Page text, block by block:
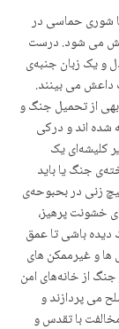
شوری حماسی در
می شود. درست
و یک زبان جنبەی
می بینند.
از تحمیل جنگ و
شده اند و درکی
کلیشەای یک
جنگ یا باید
زنی در بحبوحەی
خشونت پرهیز،
دیدە باشی تا عمق
و غیرممکن های
از خانەهای امن
می پردازند و
با تقدس و